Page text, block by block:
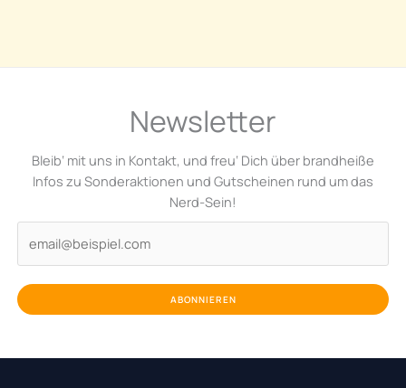
Newsletter
Bleib‘ mit uns in Kontakt, und freu‘ Dich über brandheiße
Infos zu Sonderaktionen und Gutscheinen rund um das
Nerd-Sein!
ABONNIEREN